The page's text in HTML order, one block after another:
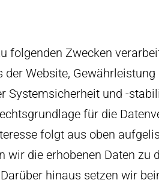
folgenden Zwecken
Website,
Systemsicherheit und -
für die
folgt aus oben
wir die erhobenen Daten zu
hinaus setzen wir